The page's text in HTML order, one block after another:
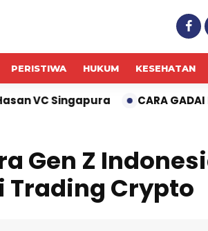
PERISTIWA HUKUM KESEHATAN
CARA GADAI BARANG YANG
Gen Z
Trading Crypto